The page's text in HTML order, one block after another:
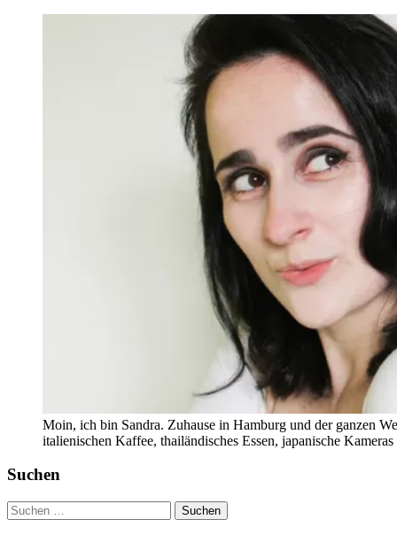
Moin, ich bin Sandra. Zuhause in Hamburg und der ganzen
italienischen Kaffee, thailändisches Essen, japanische
Suchen
Suchen
nach: